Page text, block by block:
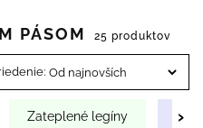
PÁSOM 25 produktov
Zateplené legíny ›